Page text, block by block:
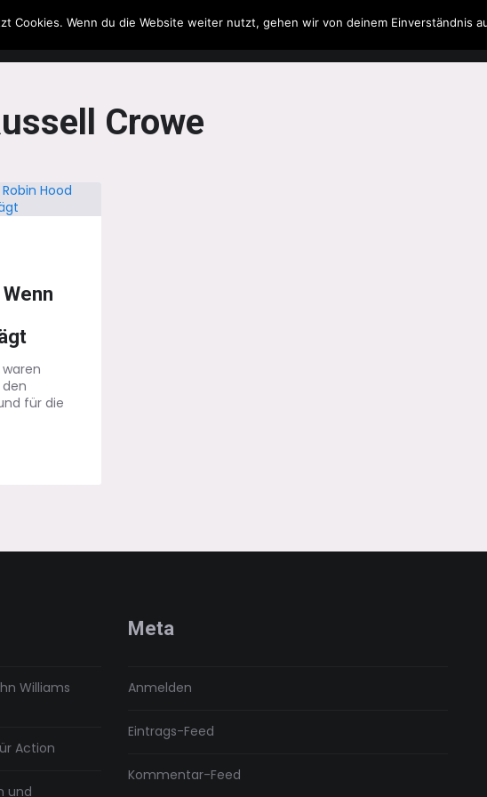
Men Filme & Serien Musik Spielzeug Literatur
Crowe
für die
Williams
Action
und
Meta
Anmelden
Eintrags-Feed
Kommentar-Feed
Cookies. Wenn du die Website weiter nutzt, gehen wir von deinem Einverständnis